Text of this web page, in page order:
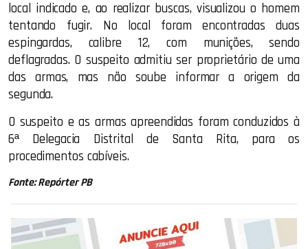
local indicado e, ao realizar buscas, visualizou o homem
tentando fugir. No local foram encontradas duas
espingardas, calibre 12, com munições, sendo
deflagradas. O suspeito admitiu ser proprietário de uma
das armas, mas não soube informar a origem da
segunda.
O suspeito e as armas apreendidas foram conduzidos à
6ª Delegacia Distrital de Santa Rita, para os
procedimentos cabíveis.
Fonte: Repórter PB